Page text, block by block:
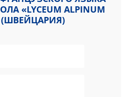
«LYCEUM ALPINUM
(ШВЕЙЦАРИЯ)